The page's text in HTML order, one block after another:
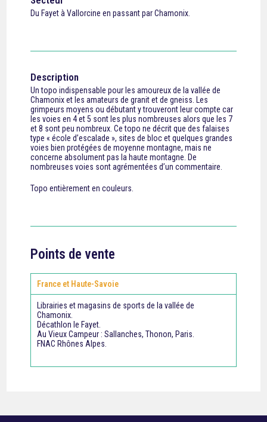
Du Fayet à Vallorcine en passant par Chamonix.
Description
Un topo indispensable pour les amoureux de la vallée de
Chamonix et les amateurs de granit et de gneiss. Les
grimpeurs moyens ou débutant y trouveront leur compte car
les voies en 4 et 5 sont les plus nombreuses alors que les 7
et 8 sont peu nombreux. Ce topo ne décrit que des falaises
type « école d’escalade », sites de bloc et quelques grandes
voies bien protégées de moyenne montagne, mais ne
concerne absolument pas la haute montagne. De
nombreuses voies sont agrémentées d’un commentaire.
Topo entièrement en couleurs.
Points de vente
France et Haute-Savoie
Librairies et magasins de sports de la vallée de
Chamonix.
Décathlon le Fayet.
Au Vieux Campeur : Sallanches, Thonon, Paris.
FNAC Rhônes Alpes.